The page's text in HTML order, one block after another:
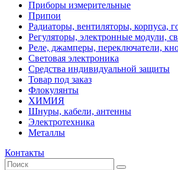
Приборы измерительные
Припои
Радиаторы, вентиляторы, корпуса,
Регуляторы, электронные модули,
Реле, джамперы, переключатели,
Световая электроника
Средства индивидуальной защиты
Товар под заказ
Флокулянты
ХИМИЯ
Шнуры, кабели, антенны
Электротехника
Металлы
Контакты